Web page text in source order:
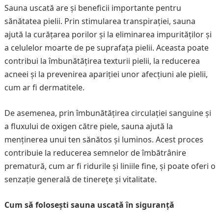
Sauna uscată are și beneficii importante pentru
sănătatea pielii. Prin stimularea transpirației, sauna
ajută la curățarea porilor și la eliminarea impurităților și
a celulelor moarte de pe suprafața pielii. Aceasta poate
contribui la îmbunătățirea texturii pielii, la reducerea
acneei și la prevenirea apariției unor afecțiuni ale pielii,
cum ar fi dermatitele.
De asemenea, prin îmbunătățirea circulației sanguine și
a fluxului de oxigen către piele, sauna ajută la
menținerea unui ten sănătos și luminos. Acest proces
contribuie la reducerea semnelor de îmbătrânire
prematură, cum ar fi ridurile și liniile fine, și poate oferi o
senzație generală de tinerețe și vitalitate.
Cum să folosești sauna uscată în siguranță